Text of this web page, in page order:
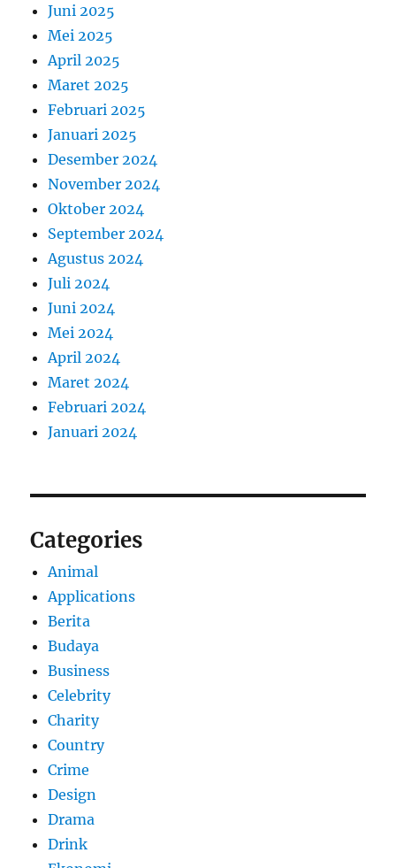
Juni 2025
Mei 2025
April 2025
Maret 2025
Februari 2025
Januari 2025
Desember 2024
November 2024
Oktober 2024
September 2024
Agustus 2024
Juli 2024
Juni 2024
Mei 2024
April 2024
Maret 2024
Februari 2024
Januari 2024
Categories
Animal
Applications
Berita
Budaya
Business
Celebrity
Charity
Country
Crime
Design
Drama
Drink